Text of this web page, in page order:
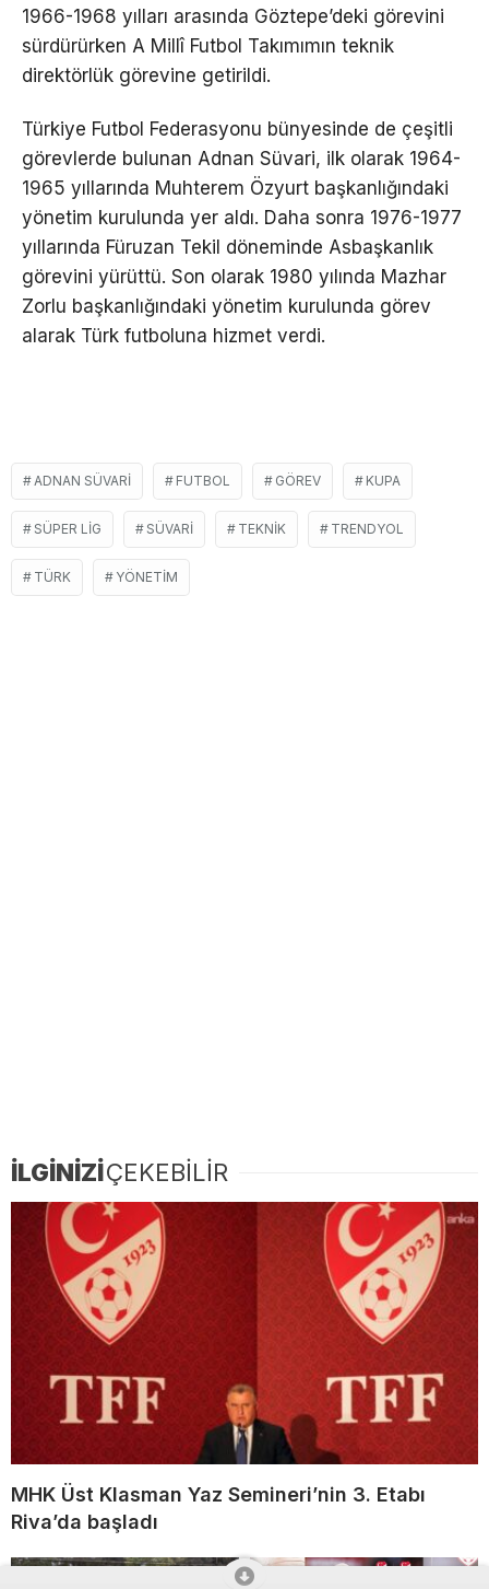
1966-1968 yılları arasında Göztepe’deki görevini
sürdürürken A Millî Futbol Takımımın teknik
direktörlük görevine getirildi.
Türkiye Futbol Federasyonu bünyesinde de çeşitli
görevlerde bulunan Adnan Süvari, ilk olarak 1964-
1965 yıllarında Muhterem Özyurt başkanlığındaki
yönetim kurulunda yer aldı. Daha sonra 1976-1977
yıllarında Füruzan Tekil döneminde Asbaşkanlık
görevini yürüttü. Son olarak 1980 yılında Mazhar
Zorlu başkanlığındaki yönetim kurulunda görev
alarak Türk futboluna hizmet verdi.
ADNAN SÜVARI FUTBOL GÖREV KUPA
SÜPER LIG SÜVARI TEKNIK TRENDYOL
TÜRK YÖNETIM
İLGİNİZİÇEKEBİLİR
MHK Üst Klasman Yaz Semineri’nin 3. Etabı
Riva’da başladı